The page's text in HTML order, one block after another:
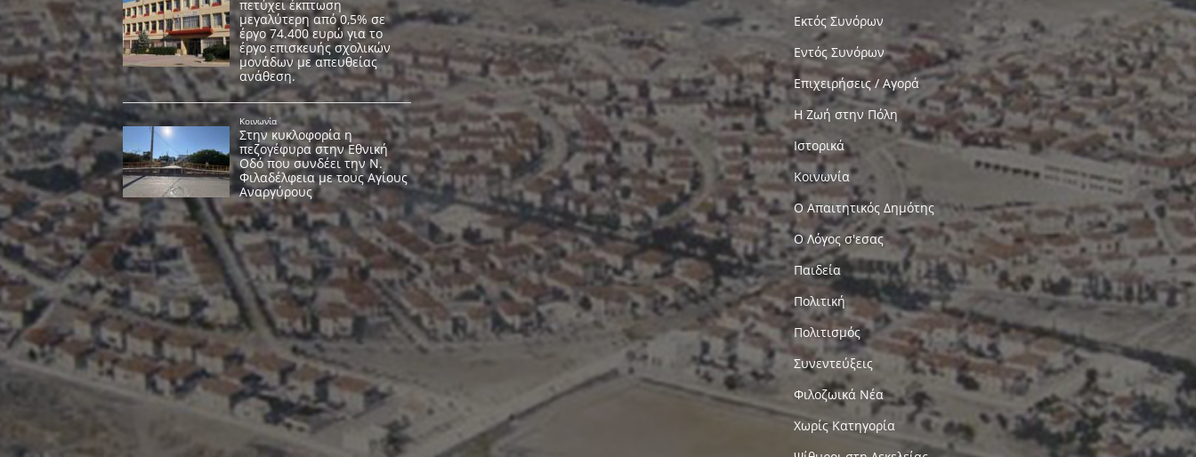
Εκτός Συνόρων
Εντός Συνόρων
Επιχειρήσεις / Αγορά
Η Ζωή στην Πόλη
Ιστορικά
Κοινωνία
Ο Απαιτητικός Δημότης
Ο Λόγος σ'εσας
Παιδεία
Πολιτική
Πολιτισμός
Συνεντεύξεις
Φιλοζωικά Νέα
Χωρίς Κατηγορία